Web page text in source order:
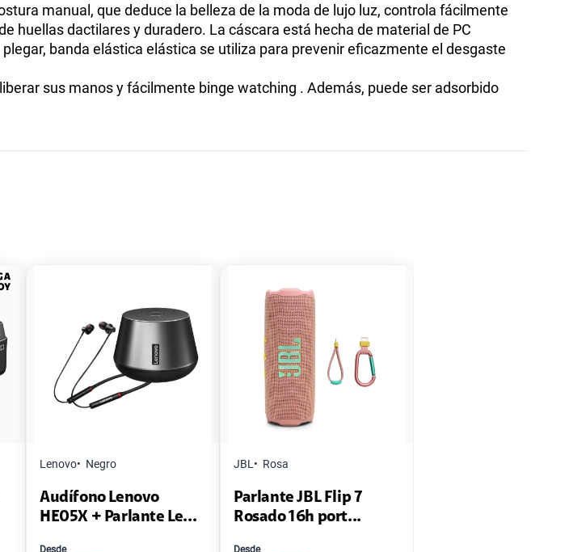
manual, que deduce la belleza de la moda de lujo luz, controla fácilmente
huellas dactilares y duradero. La cáscara está hecha de material de PC
banda elástica elástica se utiliza para prevenir eficazmente el desgaste
sus manos y fácilmente binge watching . Además, puede ser adsorbido
Lenovo Negro
Audífono Lenovo
HE05X + Parlante Le...
Desde
JBL Rosa
Parlante JBL Flip 7
Rosado 16h port...
Desde